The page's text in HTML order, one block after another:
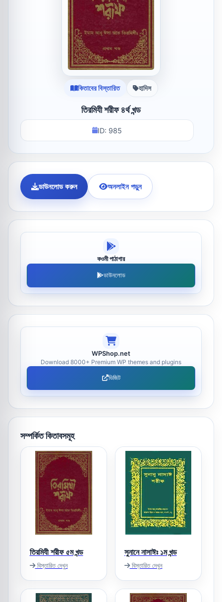
কিতাবের বিস্তারিত হাদিস
তিরমিযী শরীফ ৪র্থ খন্ড
ID: 985
ডাউনলোড করুন অনলাইন পড়ুন
কওমী পাঠাগার
ডাউনলোড
WPShop.net
Download 8000+ Premium WP themes and plugins
ভিজিট
সম্পর্কিত কিতাবসমূহ
তিরমিযী শরীফ ৫ম খন্ড
বিস্তারিত দেখুন
সুনানে নাসাঈঃ ১ম খন্ড
বিস্তারিত দেখুন